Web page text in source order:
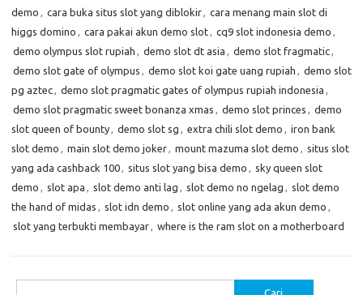
demo , cara buka situs slot yang diblokir, cara menang main slot di
higgs domino , cara pakai akun demo slot, cq9 slot indonesia demo ,
demo olympus slot rupiah , demo slot dt asia , demo slot fragmatic,
demo slot gate of olympus , demo slot koi gate uang rupiah , demo slot
pg aztec, demo slot pragmatic gates of olympus rupiah indonesia ,
demo slot pragmatic sweet bonanza xmas , demo slot princes , demo
slot queen of bounty, demo slot sg , extra chili slot demo , iron bank
slot demo , main slot demo joker, mount mazuma slot demo , situs slot
yang ada cashback 100, situs slot yang bisa demo , sky queen slot
demo , slot apa , slot demo anti lag , slot demo no ngelag , slot demo
the hand of midas , slot idn demo , slot online yang ada akun demo ,
slot yang terbukti membayar, where is the ram slot on a motherboard